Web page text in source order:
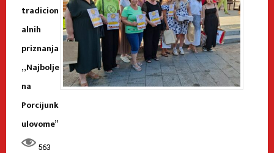
tradicion
alnih
priznanja
„Najbolje
na
Porcijunk
ulovome”
563